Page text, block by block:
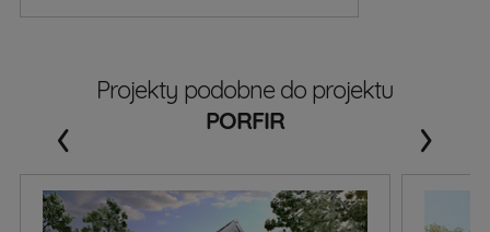
Projekty podobne do projektu
PORFIR
‹ ›